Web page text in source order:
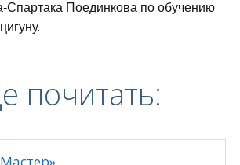
Спартака Поединкова по обучению
почитать: